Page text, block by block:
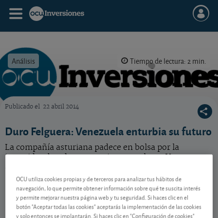
Análisis Tiempo de lectura: 2 min.
Publicado el 22 abril 2014
Duro Felguera: Venezuela enturbia su futuro
La compañía asturiana padece en bolsa por la
incertidumbre de su negocio venezolano. Vea nuestro
Contenido reservado a SOCIOS
OCU utiliza cookies propias y de terceros para analizar tus hábitos de
navegación, lo que permite obtener información sobre qué te suscita interés
y permite mejorar nuestra página web y tu seguridad. Si haces clic en el
botón "Aceptar todas las cookies" aceptarás la implementación de las cookies
y solo entonces se implantarán. Si haces clic en "Configuración de cookies"